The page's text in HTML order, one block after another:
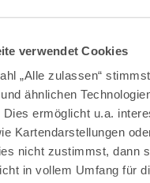
verwendet Cookies
„Alle zulassen“
ähnlichen
ermöglicht u.a.
Kartendarstellungen
nicht zustimmst, dann
in vollem Umfang für
mittel
Eistobel:
Kugel
Eistobel – Wunder welt aus